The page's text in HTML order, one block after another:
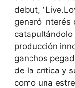
debut,
generó interés
catapultándolo
producción
ganchos
de la crítica y
como una